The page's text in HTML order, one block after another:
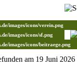
am 19 Juni 2026